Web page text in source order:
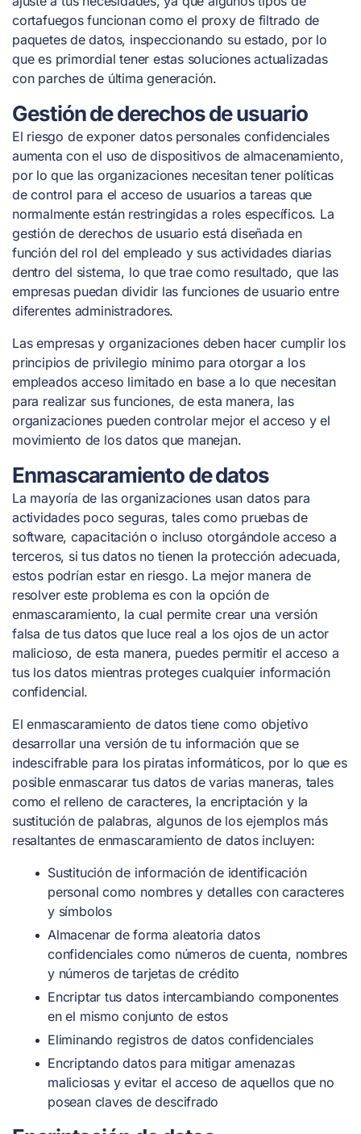
cortafuegos funcionan como el proxy de filtrado de
paquetes de datos, inspeccionando su estado, por lo
que es primordial tener estas soluciones actualizadas
con parches de última generación.
Gestión de derechos de usuario
El riesgo de exponer datos personales confidenciales
aumenta con el uso de dispositivos de almacenamiento,
por lo que las organizaciones necesitan tener políticas
de control para el acceso de usuarios a tareas que
normalmente están restringidas a roles específicos. La
gestión de derechos de usuario está diseñada en
función del rol del empleado y sus actividades diarias
dentro del sistema, lo que trae como resultado, que las
empresas puedan dividir las funciones de usuario entre
diferentes administradores.
Las empresas y organizaciones deben hacer cumplir los
principios de privilegio mínimo para otorgar a los
empleados acceso limitado en base a lo que necesitan
para realizar sus funciones, de esta manera, las
organizaciones pueden controlar mejor el acceso y el
movimiento de los datos que manejan.
Enmascaramiento de datos
La mayoría de las organizaciones usan datos para
actividades poco seguras, tales como pruebas de
software, capacitación o incluso otorgándole acceso a
terceros, si tus datos no tienen la protección adecuada,
estos podrían estar en riesgo. La mejor manera de
resolver este problema es con la opción de
enmascaramiento, la cual permite crear una versión
falsa de tus datos que luce real a los ojos de un actor
malicioso, de esta manera, puedes permitir el acceso a
tus los datos mientras proteges cualquier información
confidencial.
El enmascaramiento de datos tiene como objetivo
desarrollar una versión de tu información que se
indescifrable para los piratas informáticos, por lo que es
posible enmascarar tus datos de varias maneras, tales
como el relleno de caracteres, la encriptación y la
sustitución de palabras, algunos de los ejemplos más
resaltantes de enmascaramiento de datos incluyen:
Sustitución de información de identificación
personal como nombres y detalles con caracteres
y símbolos
Almacenar de forma aleatoria datos
confidenciales como números de cuenta, nombres
y números de tarjetas de crédito
Encriptar tus datos intercambiando componentes
en el mismo conjunto de estos
Eliminando registros de datos confidenciales
Encriptando datos para mitigar amenazas
maliciosas y evitar el acceso de aquellos que no
posean claves de descifrado